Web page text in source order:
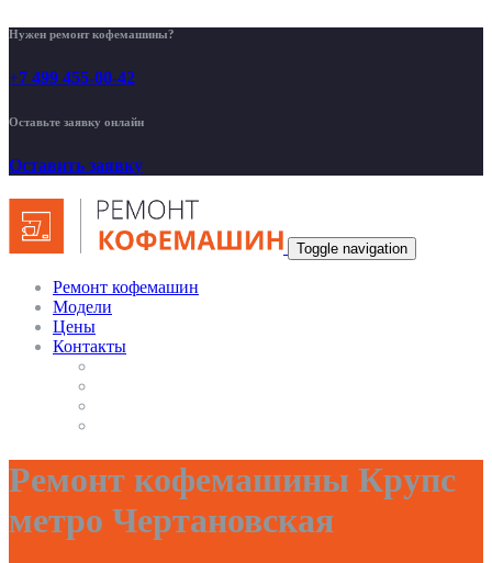
Нужен ремонт кофемашины?
+7 499 455-00-42
Оставьте заявку онлайн
Оставить заявку
Toggle navigation
Ремонт кофемашин
Модели
Цены
Контакты
Ремонт кофемашины Крупс
метро Чертановская